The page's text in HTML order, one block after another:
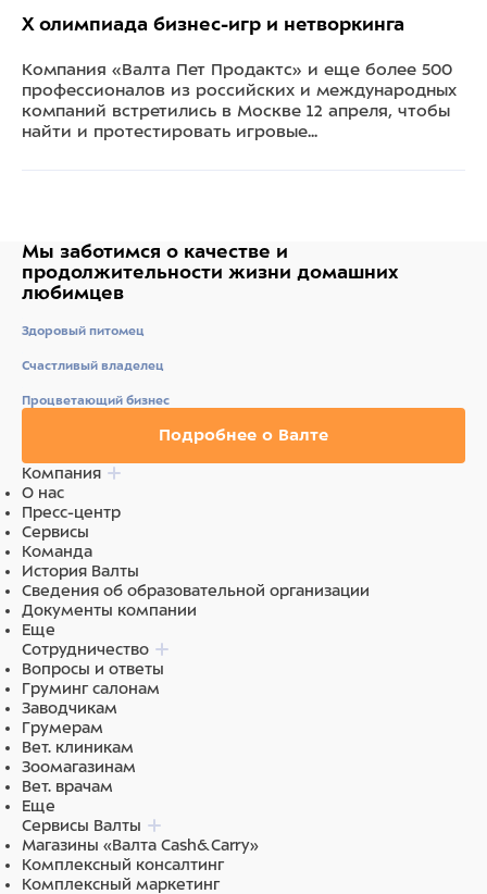
X олимпиада бизнес-игр и нетворкинга
Компания «Валта Пет Продактс» и еще более 500
профессионалов из российских и международных
компаний встретились в Москве 12 апреля, чтобы
найти и протестировать игровые...
Мы заботимся о качестве и
продолжительности жизни домашних
любимцев
Здоровый питомец
Счастливый владелец
Процветающий бизнес
Подробнее о Валте
Компания
О нас
Пресс-центр
Сервисы
Команда
История Валты
Сведения об образовательной организации
Документы компании
Еще
Сотрудничество
Вопросы и ответы
Груминг салонам
Заводчикам
Грумерам
Вет. клиникам
Зоомагазинам
Вет. врачам
Еще
Сервисы Валты
Магазины «Валта Cash&Carry»
Комплексный консалтинг
Комплексный маркетинг